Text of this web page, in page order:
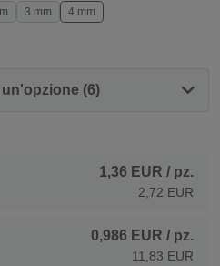
3 mm 4 mm
(6)
1,36 EUR / pz.
2,72 EUR
0,986 EUR / pz.
11,83 EUR